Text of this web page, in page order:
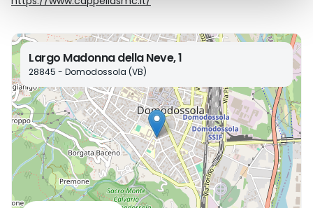
Largo Madonna della Neve, 1
28845 - Domodossola (VB)